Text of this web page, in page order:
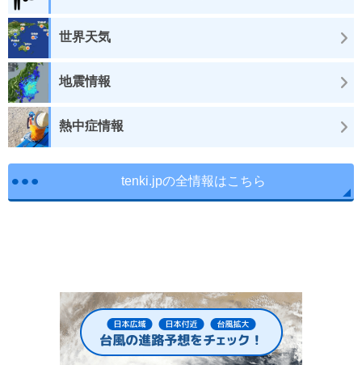
世界天気
地震情報
熱中症情報
tenki.jpの全情報はこちら